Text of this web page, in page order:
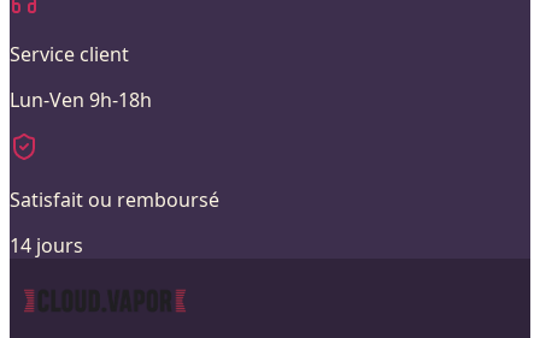
Service client
Lun-Ven 9h-18h
Satisfait ou remboursé
14 jours